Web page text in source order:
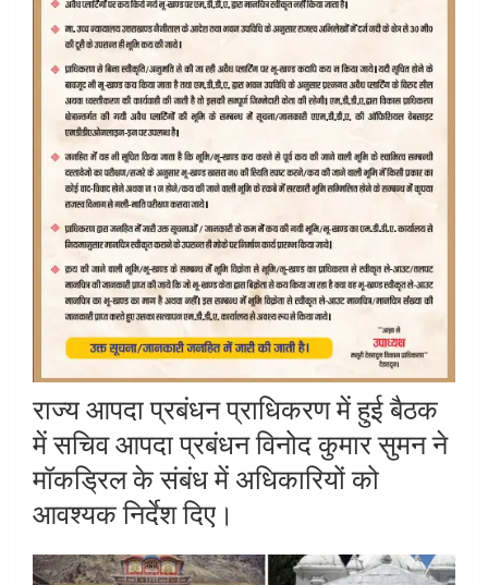
राज्य आपदा प्रबंधन प्राधिकरण में हुई बैठक
में सचिव आपदा प्रबंधन विनोद कुमार सुमन ने
मॉकड्रिल के संबंध में अधिकारियों को
आवश्यक निर्देश दिए।